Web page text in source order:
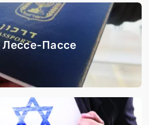
Лессе-Пассе